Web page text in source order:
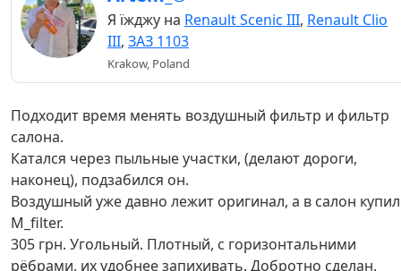
Я їжджу на Renault Scenic III, Renault Clio
III, ЗАЗ 1103
Krakow, Poland
Подходит время менять воздушный фильтр и фильтр
салона.
Катался через пыльные участки, (делают дороги,
наконец), подзабился он.
Воздушный уже давно лежит оригинал, а в салон купил
М_filter.
305 грн. Угольный. Плотный, с горизонтальними
рёбрами, их удобнее запихивать. Добротно сделан.